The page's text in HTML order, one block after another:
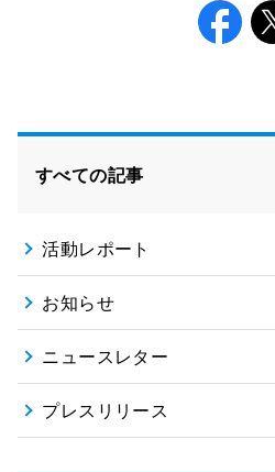
すべての記事
活動レポート
お知らせ
ニュースレター
プレスリリース